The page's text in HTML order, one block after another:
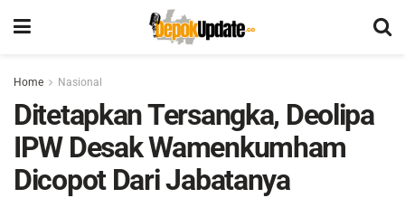
Home Nasional
Ditetapkan Tersangka, Deolipa
IPW Desak Wamenkumham
Dicopot Dari Jabatanya